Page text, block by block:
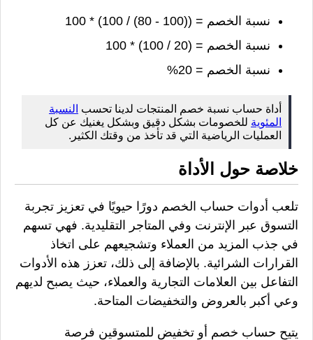
نسبة الخصم = ((100 - 80) / 100) * 100
نسبة الخصم = (20 / 100) * 100
نسبة الخصم = 20%
أداة حساب نسبة خصم المنتجات لدينا تحسب النسبة
المئوية للخصومات بشكل دقيق وبشكل يغنيك عن كل
العمليات الرياضية التي قد تأخذ من وقتك الكثير.
خلاصة حول الأداة
تلعب أدوات حساب الخصم دورًا حيويًا في تعزيز تجربة
التسوق عبر الإنترنت وفي المتاجر التقليدية. فهي تسهم
في جذب المزيد من العملاء وتشجيعهم على اتخاذ
القرارات الشرائية. بالإضافة إلى ذلك، تعزز هذه الأدوات
التفاعل بين العلامات التجارية والعملاء، حيث يصبح لديهم
وعي أكبر بالعروض والتخفيضات المتاحة.
يتيح حساب خصم أو تخفيض للمتسوقين فرصة